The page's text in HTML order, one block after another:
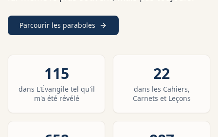
Parcourir les paraboles
115
dans L'Évangile tel qu'il
m'a été révélé
22
dans les Cahiers,
Carnets et Leçons